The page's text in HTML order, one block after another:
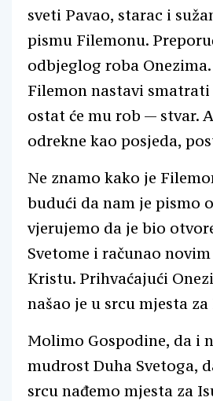
sveti Pavao, starac i
pismu Filemonu.
odbjeglog roba
Filemon nastavi smatrati
ostat će mu rob — stvar.
odrekne kao posjeda,
Ne znamo kako je
budući da nam je pismo
vjerujemo da je bio
Svetome i računao
Kristu. Prihvaćajući
našao je u srcu mjesta
Molimo Gospodine, da i
mudrost Duha Svetoga,
srcu nađemo mjesta za